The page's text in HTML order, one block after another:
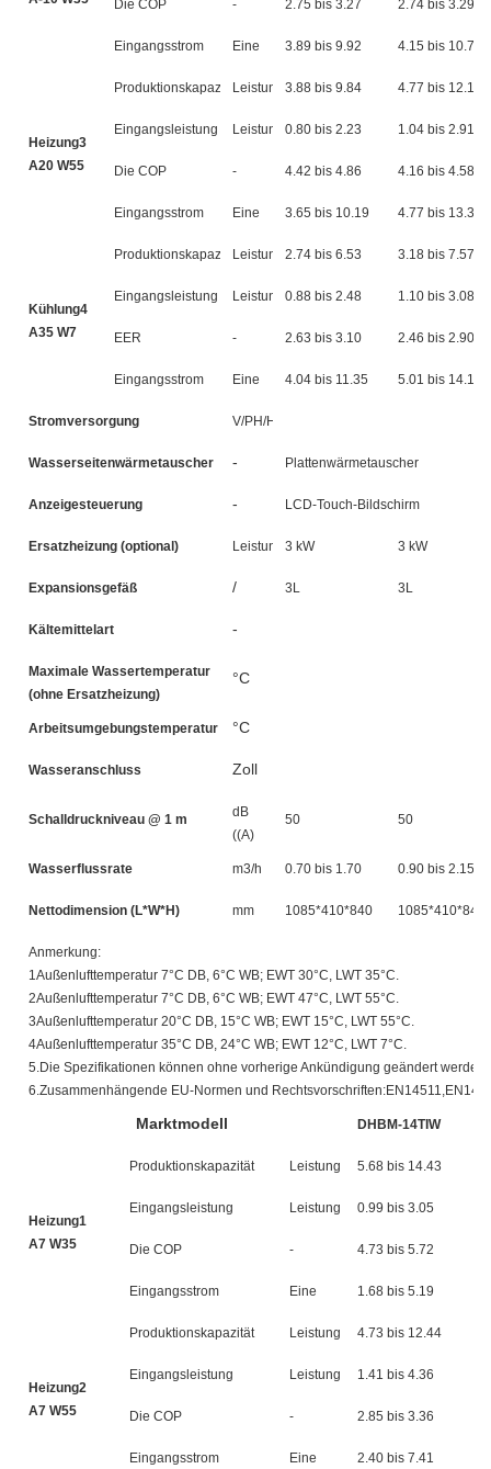
Die COP - 2.75 bis 3.27 2.74 bis 3.29
Eingangsstrom Eine 3.89 bis 9.92 4.15 bis 10.70
Heizung3
A20 W55
ProduktionskapazitätLeistung 3.88 bis 9.84 4.77 bis 12.12
Eingangsleistung Leistung 0.80 bis 2.23 1.04 bis 2.91
Die COP - 4.42 bis 4.86 4.16 bis 4.58
Eingangsstrom Eine 3.65 bis 10.19 4.77 bis 13.33
Kühlung4
A35 W7
ProduktionskapazitätLeistung 2.74 bis 6.53 3.18 bis 7.57
Eingangsleistung Leistung 0.88 bis 2.48 1.10 bis 3.08
EER - 2.63 bis 3.10 2.46 bis 2.90
Eingangsstrom Eine 4.04 bis 11.35 5.01 bis 14.10
Stromversorgung V/PH/HZ
Wasserseitenwärmetauscher - Plattenwärmetauscher
Anzeigesteuerung - LCD-Touch-Bildschirm
Ersatzheizung (optional) Leistung 3 kW 3 kW
Expansionsgefäß / 3L 3L
Kältemittelart -
Maximale Wassertemperatur
(ohne Ersatzheizung)
°C
Arbeitsumgebungstemperatur °C
Wasseranschluss Zoll
Schalldruckniveau @ 1 m
dB
((A)
50 50
Wasserflussrate m3/h 0.70 bis 1.70 0.90 bis 2.15
Nettodimension (L*W*H) mm 1085*410*840 1085*410*840
Anmerkung:
1Außenlufttemperatur 7°C DB, 6°C WB; EWT 30°C, LWT 35°C.
2Außenlufttemperatur 7°C DB, 6°C WB; EWT 47°C, LWT 55°C.
3Außenlufttemperatur 20°C DB, 15°C WB; EWT 15°C, LWT 55°C.
4Außenlufttemperatur 35°C DB, 24°C WB; EWT 12°C, LWT 7°C.
5.Die Spezifikationen können ohne vorherige Ankündigung geändert werden.
6.Zusammenhängende EU-Normen und
Marktmodell DHBM-14TIW
Heizung1
A7 W35
Produktionskapazität Leistung 5.68 bis 14.43
Eingangsleistung Leistung 0.99 bis 3.05
Die COP - 4.73 bis 5.72
Eingangsstrom Eine 1.68 bis 5.19
Heizung2
A7 W55
Produktionskapazität Leistung 4.73 bis 12.44
Eingangsleistung Leistung 1.41 bis 4.36
Die COP - 2.85 bis 3.36
Eingangsstrom Eine 2.40 bis 7.41